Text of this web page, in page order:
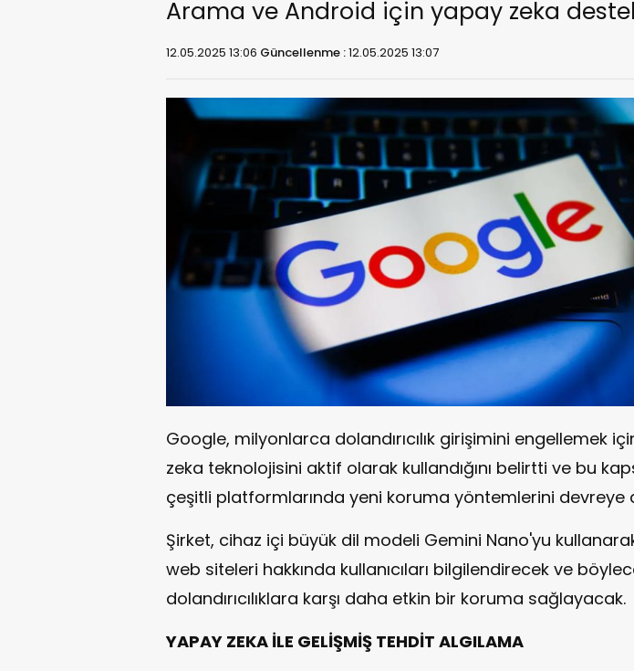
Arama ve Android için yapay zeka
12.05.2025 13:06 Güncellenme :12.05.2025 13:07
Google, milyonlarca dolandırıcılık girişimini engellemek
zeka teknolojisini aktif olarak kullandığını belirtti ve bu
çeşitli platformlarında yeni koruma yöntemlerini devreye
Şirket, cihaz içi büyük dil modeli Gemini Nano'yu
web siteleri hakkında kullanıcıları bilgilendirecek ve
dolandırıcılıklara karşı daha etkin bir koruma sağlayacak.
YAPAY ZEKA İLE GELİŞMİŞ TEHDİT ALGILAMA